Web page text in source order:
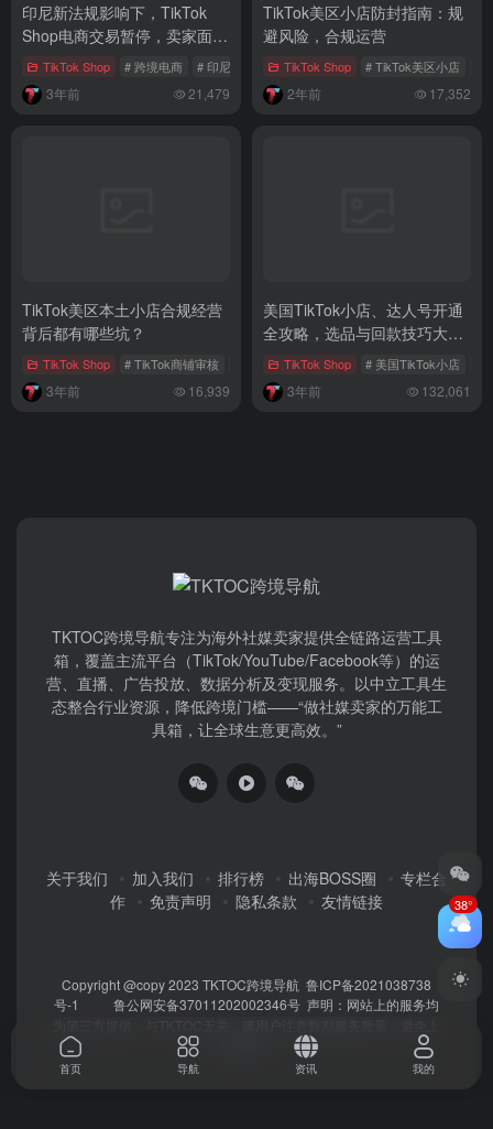
印尼新法规影响下，TikTok
Shop电商交易暂停，卖家面临
库存难题
TikTok Shop # 跨境电商 # 印尼独立站 # 印尼电商
3年前 21,479
TikTok美区小店防封指南：规
避风险，合规运营
TikTok Shop # TikTok美区小店
2年前 17,352
TikTok美区本土小店合规经营
背后都有哪些坑？
TikTok Shop # TikTok商铺审核 # TikTok店铺入驻 # TikTok小店
3年前 16,939
美国TikTok小店、达人号开通
全攻略，选品与回款技巧大揭
秘！TikTok Shop # 美国TikTok小店
3年前 132,061
TKTOC跨境导航​专注为海外社媒卖家提供全链路运营工具
箱，覆盖主流平台（TikTok/YouTube/Facebook等）​的运
营、直播、广告投放、数据分析及变现服务。以中立工具生
态整合行业资源，降低跨境门槛——“做社媒卖家的万能工
具箱，让全球生意更高效。”
关于我们 加入我们 排行榜 出海BOSS圈
专栏合
作
免责声明 隐私条款 友情链接
Copyright @copy 2023 TKTOC跨境导航 鲁ICP备2021038738
号-1
鲁公网安备37011202002346号 声明：网站上的服务均
38°
首页 导航 资讯 我的